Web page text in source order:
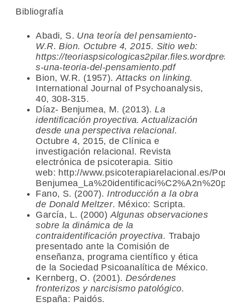
Bibliografía
Abadi, S. Una teoría del pensamiento-
W.R. Bion. Octubre 4, 2015. Sitio web:
https://
s-una-teoria-del-pensamiento.pdf
Bion, W.R. (1957). Attacks on linking.
International Journal of Psychoanalysis,
40, 308-315.
Díaz- Benjumea, M. (2013).La
identificación proyectiva. Actualización
desde una perspectiva relacional.
Octubre 4, 2015, de Clínica e
investigación relacional. Revista
electrónica de psicoterapia. Sitio
web: http://www.psicoterapiarelacional.es/
Fano, S. (2007). Introducción a la obra
de Donald Meltzer. México: Scripta.
García, L. (2000) Algunas observaciones
sobre la dinámica de la
contraidentificación proyectiva. Trabajo
presentado ante la Comisión de
enseñanza, programa científico y ética
de la Sociedad Psicoanalítica de México.
Kernberg, O. (2001). Desórdenes
fronterizos y narcisismo patológico.
España: Paidós.